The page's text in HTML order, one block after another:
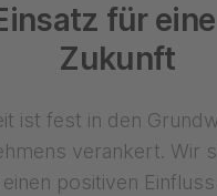
für
Zukunft
ist fest in den
verankert. Wir
positiven